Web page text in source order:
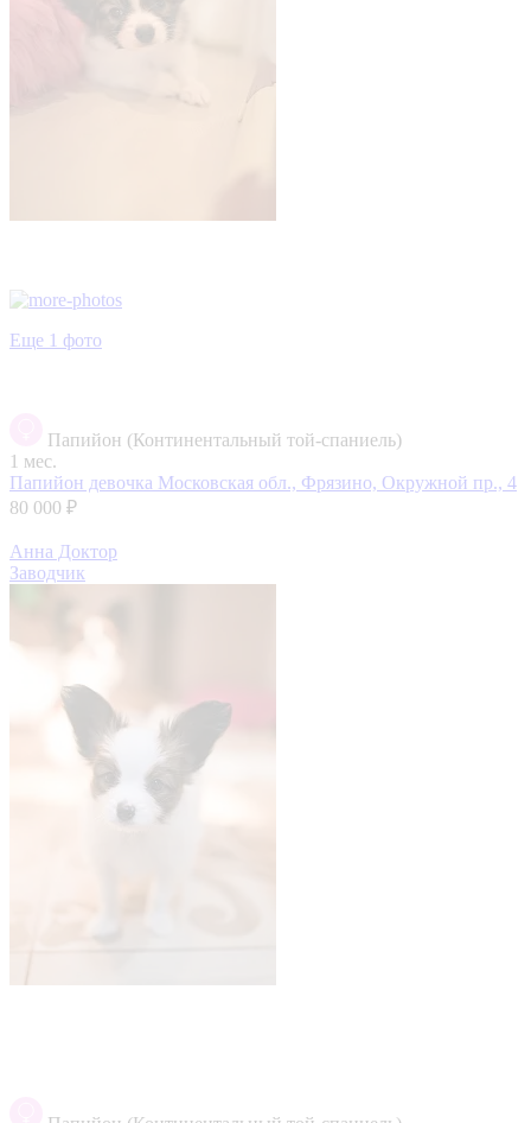
Еще 1 фото
Папийон (Континентальный той-спаниель)
1 мес.
Папийон девочка Московская обл., Фрязино, Окружной пр., 4
80 000 ₽
Анна Доктор
Заводчик